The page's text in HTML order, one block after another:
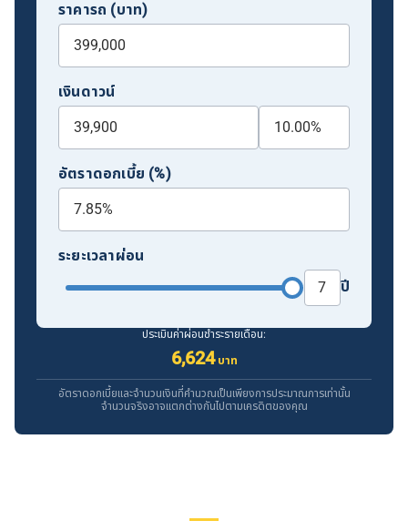
ราคารถ (บาท)
เงินดาวน์
อัตราดอกเบี้ย (%)
ระยะเวลาผ่อน
ปี
ประเมินค่าผ่อนชำระรายเดือน:
6,624 บาท
อัตราดอกเบี้ยและจำนวนเงินที่คำนวณเป็นเพียงการประมาณการเท่านั้น
จำนวนจริงอาจแตกต่างกันไปตามเครดิตของคุณ